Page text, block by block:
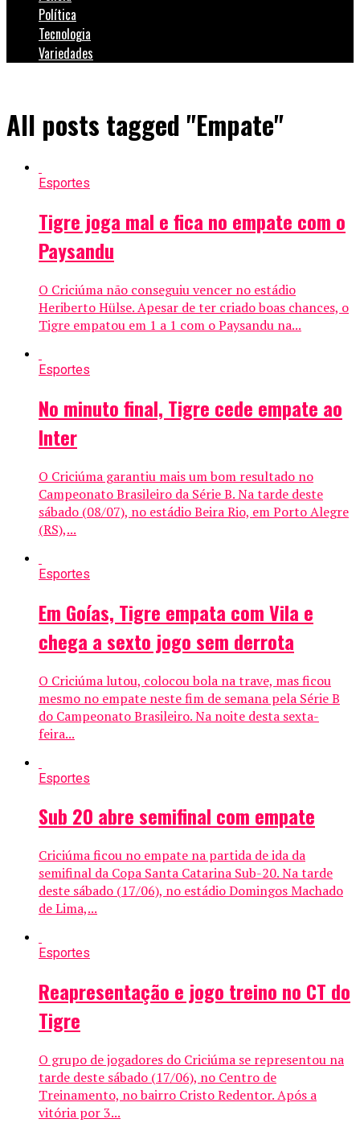
Política
Tecnologia
Variedades
All posts tagged "Empate"
Esportes
Tigre joga mal e fica no empate com o
Paysandu
O Criciúma não conseguiu vencer no estádio
Heriberto Hülse. Apesar de ter criado boas chances, o
Tigre empatou em 1 a 1 com o Paysandu na...
Esportes
No minuto final, Tigre cede empate ao
Inter
O Criciúma garantiu mais um bom resultado no
Campeonato Brasileiro da Série B. Na tarde deste
sábado (08/07), no estádio Beira Rio, em Porto Alegre
(RS),...
Esportes
Em Goías, Tigre empata com Vila e
chega a sexto jogo sem derrota
O Criciúma lutou, colocou bola na trave, mas ficou
mesmo no empate neste fim de semana pela Série B
do Campeonato Brasileiro. Na noite desta sexta-
feira...
Esportes
Sub 20 abre semifinal com empate
Criciúma ficou no empate na partida de ida da
semifinal da Copa Santa Catarina Sub-20. Na tarde
deste sábado (17/06), no estádio Domingos Machado
de Lima,...
Esportes
Reapresentação e jogo treino no CT do
Tigre
O grupo de jogadores do Criciúma se representou na
tarde deste sábado (17/06), no Centro de
Treinamento, no bairro Cristo Redentor. Após a
vitória por 3...